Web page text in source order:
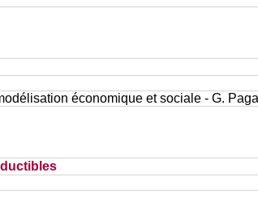
économique et sociale - G.